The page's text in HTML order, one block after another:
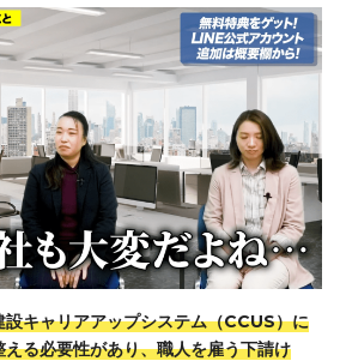
設キャリアアップシステム（CCUS）に
る必要性があり、職人を雇う下請け